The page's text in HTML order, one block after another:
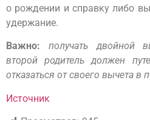
о рождении и справку либо
удержание.
Важно: получать двойной
второй родитель должен
отказаться от своего вычета в
Источник